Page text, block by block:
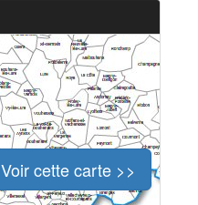
Voir cette carte >>